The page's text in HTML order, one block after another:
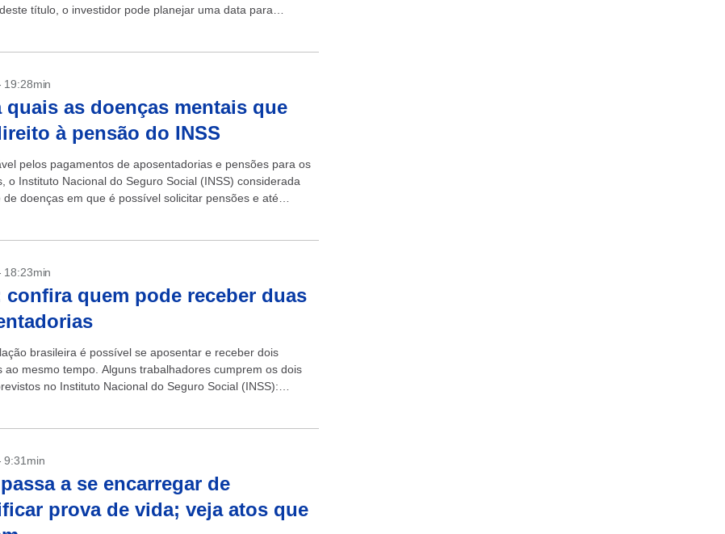
título, o investidor pode planejar uma data para
19:28min
quais as doenças mentais que
à pensão do INSS
pelos pagamentos de aposentadorias e pensões para os
o Instituto Nacional do Seguro Social (INSS) considerada
de doenças em que é possível solicitar pensões e até
18:23min
confira quem pode receber duas
brasileira é possível se aposentar e receber dois
ao mesmo tempo. Alguns trabalhadores cumprem os dois
no Instituto Nacional do Seguro Social (INSS):
9:31min
a se encarregar de
prova de vida; veja atos que